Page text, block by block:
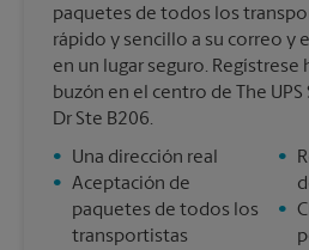
paquetes de todos los
rápido y sencillo a su correo y
en un lugar seguro. Regístrese
buzón en el centro de The
Dr Ste B206.
•
Una dirección real
• Aceptación de
paquetes de todos los
transportistas
•
•